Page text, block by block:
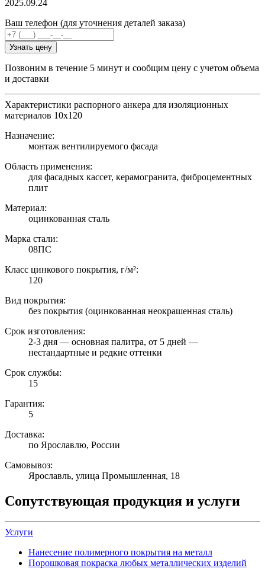
2025.09.24
Ваш телефон (для уточнения деталей заказа)
Узнать цену
Позвоним в течение 5 минут и сообщим цену с учетом объема
и доставки
Характеристики распорного анкера для изоляционных
материалов 10х120
Назначение:
монтаж вентилируемого фасада
Область применения:
для фасадных кассет, керамогранита, фиброцементных
плит
Материал:
оцинкованная сталь
Марка стали:
08ПС
Класс цинкового покрытия, г/м²:
120
Вид покрытия:
без покрытия (оцинкованная неокрашенная сталь)
Срок изготовления:
2-3 дня — основная палитра, от 5 дней —
нестандартные и редкие оттенки
Срок службы:
15
Гарантия:
5
Доставка:
по Ярославлю, России
Самовывоз:
Ярославль, улица Промышленная, 18
Сопутствующая продукция и услуги
Услуги
Нанесение полимерного покрытия на металл
Порошковая покраска любых металлических изделий